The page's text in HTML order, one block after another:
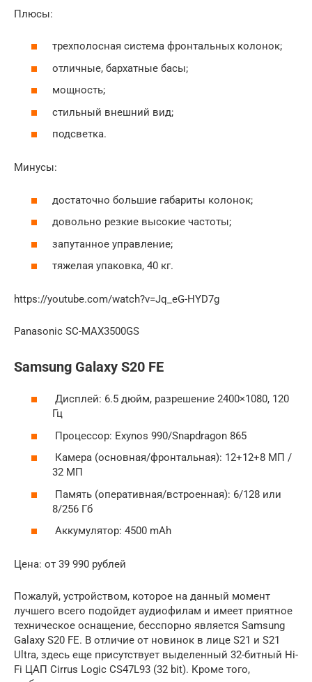
Плюсы:
трехполосная система фронтальных колонок;
отличные, бархатные басы;
мощность;
стильный внешний вид;
подсветка.
Минусы:
достаточно большие габариты колонок;
довольно резкие высокие частоты;
запутанное управление;
тяжелая упаковка, 40 кг.
https://youtube.com/watch?v=Jq_eG-HYD7g
Panasonic SC-MAX3500GS
Samsung Galaxy S20 FE
Дисплей: 6.5 дюйм, разрешение 2400×1080, 120
Гц
Процессор: Exynos 990/Snapdragon 865
Камера (основная/фронтальная): 12+12+8 МП /
32 МП
Память (оперативная/встроенная): 6/128 или
8/256 Гб
Аккумулятор: 4500 mAh
Цена: от 39 990 рублей
Пожалуй, устройством, которое на данный момент
лучшего всего подойдет аудиофилам и имеет приятное
техническое оснащение, бесспорно является Samsung
Galaxy S20 FE. В отличие от новинок в лице S21 и S21
Ultra, здесь еще присутствует выделенный 32-битный Hi-
Fi ЦАП Cirrus Logic CS47L93 (32 bit). Кроме того,